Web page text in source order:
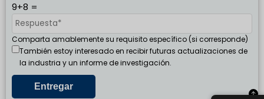
9+8 =
Comparta amablemente su requisito específico (si corresponde)
También estoy interesado en recibir futuras actualizaciones de
la industria y un informe de investigación.